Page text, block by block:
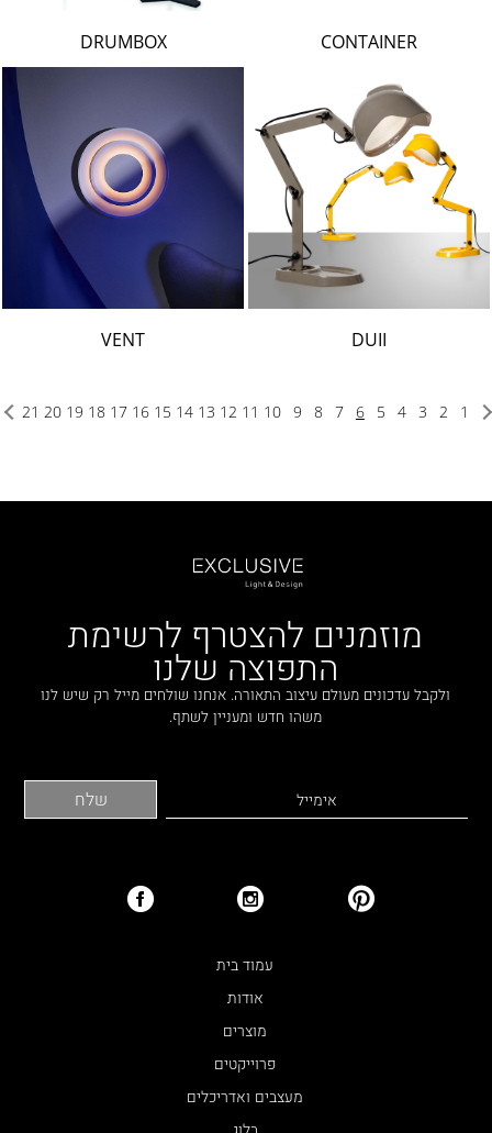
CONTAINER
DRUMBOX
DUII
VENT
1
2
3
4
5
6
7
8
9
10
11
12
13
14
15
16
17
18
19
20
21
מוזמנים להצטרף לרשימת
התפוצה שלנו
ולקבל עדכונים מעולם עיצוב התאורה. אנחנו שולחים מייל רק שיש לנו
משהו חדש ומעניין לשתף.
עמוד בית
אודות
מוצרים
פרוייקטים
מעצבים ואדריכלים